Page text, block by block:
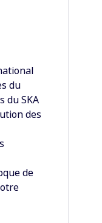
du
du SKA
des
de